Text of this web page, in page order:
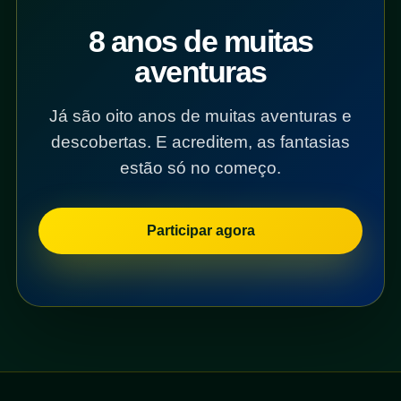
8 anos de muitas
aventuras
Já são oito anos de muitas aventuras e
descobertas. E acreditem, as fantasias
estão só no começo.
Participar agora